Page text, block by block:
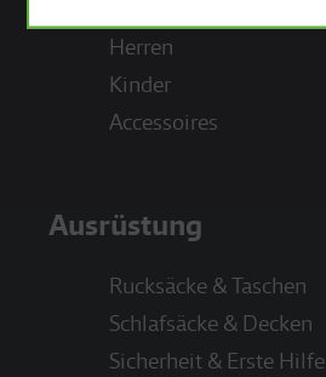
Herren
Kinder
Accessoires
Ausrüstung
Rucksäcke & Taschen
Schlafsäcke & Decken
Sicherheit & Erste Hilfe